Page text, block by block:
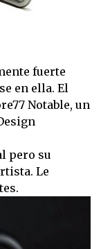
fuerte
en ella. El
Notable, un
pero su
Le